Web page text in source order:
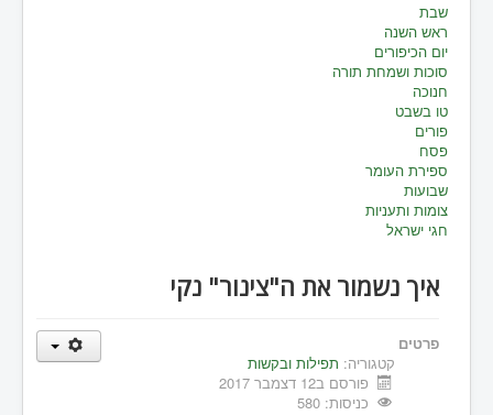
שבת
ראש השנה
יום הכיפורים
סוכות ושמחת תורה
חנוכה
טו בשבט
פורים
פסח
ספירת העומר
שבועות
צומות ותעניות
חגי ישראל
איך נשמור את ה"צינור" נקי
פרטים
קטגוריה: תפילות ובקשות
פורסם ב12 דצמבר 2017
כניסות: 580